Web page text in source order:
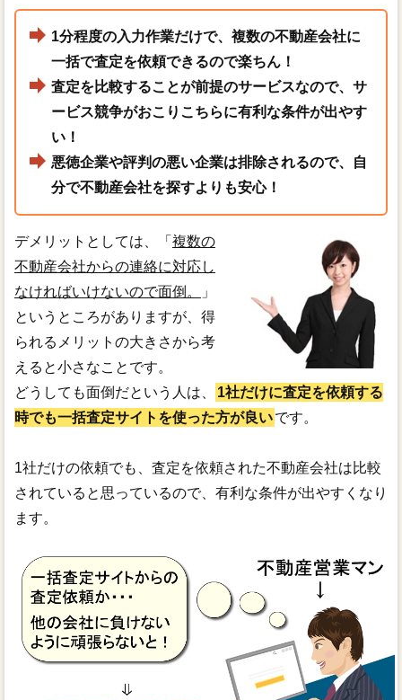
1分程度の入力作業だけで、複数の不動産会社に
一括で査定を依頼できるので楽ちん！
査定を比較することが前提のサービスなので、サ
ービス競争がおこりこちらに有利な条件が出やす
い！
悪徳企業や評判の悪い企業は排除されるので、自
分で不動産会社を探すよりも安心！
デメリットとしては、「 複数の
不動産会社からの連絡に対応し
なければいけないので面倒。
」
というところがありますが、得
られるメリットの大きさから考
えると小さなことです。
どうしても面倒だという人は、
1社だけに査定を依頼する
時でも一括査定サイトを使った方が良いです。
1社だけの依頼でも、査定を依頼された不動産会社は比較
されていると思っているので、有利な条件が出やすくなり
ます。